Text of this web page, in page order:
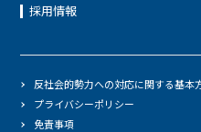
採用情報
反社会的勢力への対応に関する基本
プライバシーポリシー
免責事項